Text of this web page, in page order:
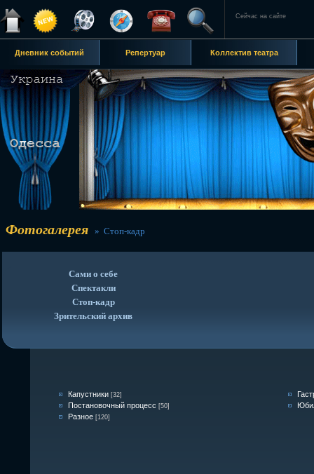
Сейчас на сайте
Дневник событий Репертуар Коллектив театра
Фотогалерея » Стоп-кадр
Сами о себе
Спектакли
Стоп-кадр
Зрительский архив
Капустники [32]
Постановочный процесс [50]
Разное [120]